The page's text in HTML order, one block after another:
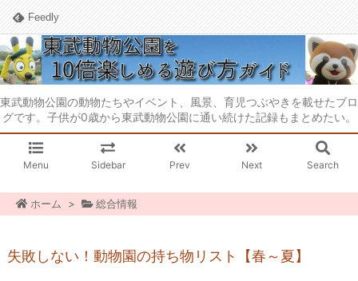
東武動物公園の動物たちやイベント、風景、育児つぶやきを載せたブロ
グです。子供が0歳から東武動物公園に通い続けた記録もまとめたい。
Menu Sidebar Prev Next Search
Feedly
ホーム > 総合情報
失敗しない！動物園の持ち物リスト【春～夏】